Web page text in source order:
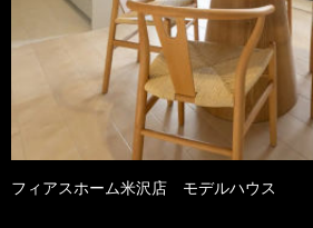
フィアスホーム米沢店 モデルハウス